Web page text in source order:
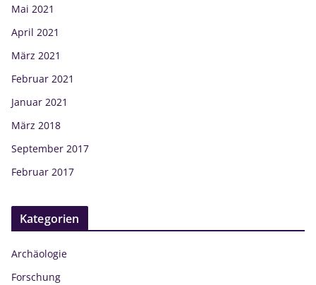
Mai 2021
April 2021
März 2021
Februar 2021
Januar 2021
März 2018
September 2017
Februar 2017
Kategorien
Archäologie
Forschung